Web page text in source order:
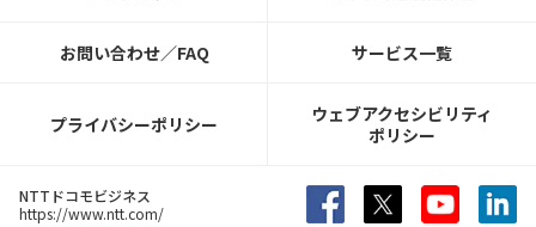
お問い合わせ／FAQ サービス一覧
プライバシーポリシー
ウェブアクセシビリティ
ポリシー
NTTドコモビジネス
https://www.ntt.com/